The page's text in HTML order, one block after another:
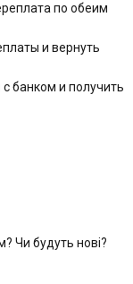
по обеим
и вернуть
банком и получить
Чи будуть нові?